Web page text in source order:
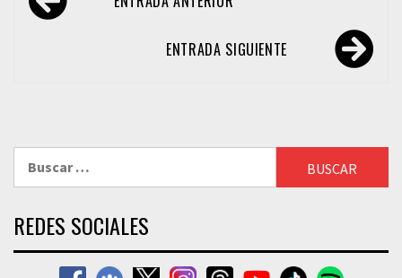
de
ENTRADA SIGUIENTE
REDES SOCIALES